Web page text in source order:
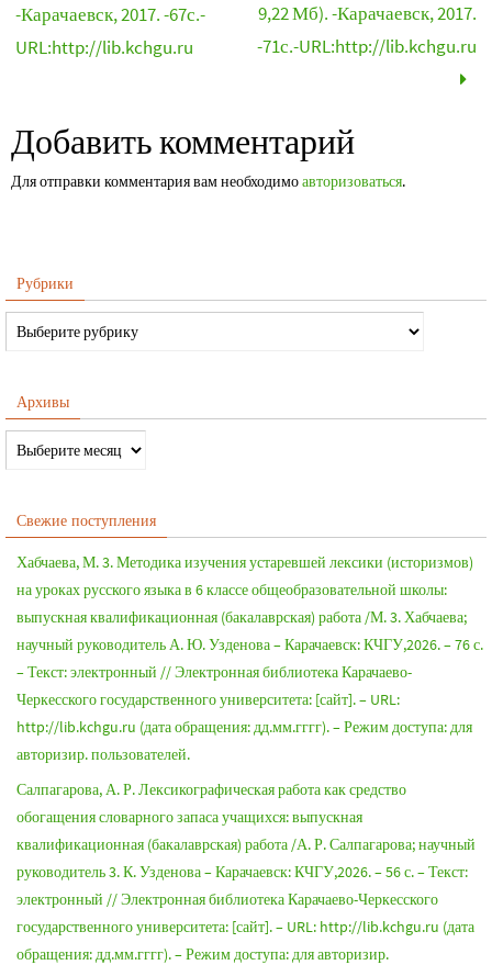
-Карачаевск, 2017. -67с.-
URL:http://lib.kchgu.ru
9,22 Мб). -Карачаевск, 2017.
-71с.-URL:http://lib.kchgu.ru
Добавить комментарий
Для отправки комментария вам необходимоавторизоваться.
Рубрики
Архивы
Свежие поступления
Хабчаева, М. 3. Методика изучения устаревшей лексики (историзмов)
на уроках русского языка в 6 классе общеобразовательной школы:
выпускная квалификационная (бакалаврская) работа /М. 3. Хабчаева;
научный руководитель А. Ю. Узденова – Карачаевск: КЧГУ,2026. – 76 с.
– Текст: электронный // Электронная библиотека Карачаево-
Черкесского государственного университета: [сайт]. – URL:
http://lib.kchgu.ru (дата обращения: дд.мм.гггг). – Режим доступа: для
авторизир. пользователей.
Салпагарова, А. Р. Лексикографическая работа как средство
обогащения словарного запаса учащихся: выпускная
квалификационная (бакалаврская) работа /А. Р. Салпагарова; научный
руководитель 3. К. Узденова – Карачаевск: КЧГУ,2026. – 56 с. – Текст:
электронный // Электронная библиотека Карачаево-Черкесского
государственного университета: [сайт]. – URL: http://lib.kchgu.ru (дата
обращения: дд.мм.гггг). – Режим доступа: для авторизир.